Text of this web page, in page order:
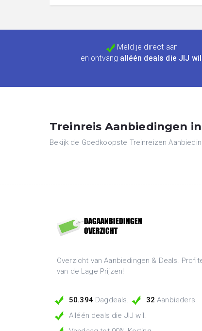
Meld je direct aan
en ontvang alléén deals die JIJ wil
Treinreis Aanbiedingen
Bekijk de Goedkoopste Treinreizen
Overzicht van Aanbiedingen & Deals.
van de Lage Prijzen!
50.394Dagdeals. 32 Aanbieders.
Alléén deals die JIJ wil.